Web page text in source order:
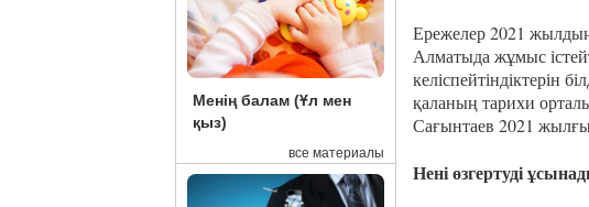
Менің балам (Ұл мен
қыз)
все материалы
Ережелер 2021 жылдың
Алматыда жұмыс
келіспейтіндіктерін
қаланың тарихи
Сағынтаев 2021
Нені өзгертуді